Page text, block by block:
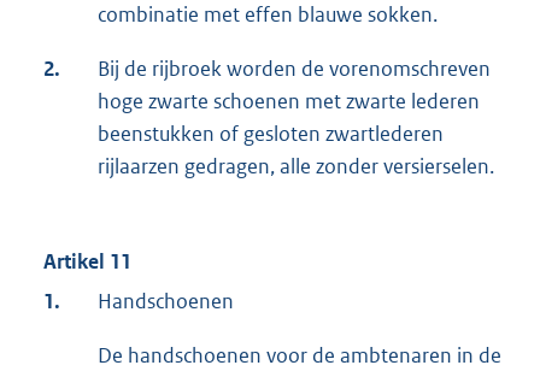
combinatie met effen blauwe sokken.
2.
Bij de rijbroek worden de vorenomschreven
hoge zwarte schoenen met zwarte lederen
beenstukken of gesloten zwartlederen
rijlaarzen gedragen, alle zonder versierselen.
Artikel 11
1.
Handschoenen
De handschoenen voor de ambtenaren in de